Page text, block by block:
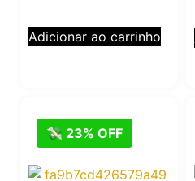
Adicionar ao carrinho
💸 23% OFF